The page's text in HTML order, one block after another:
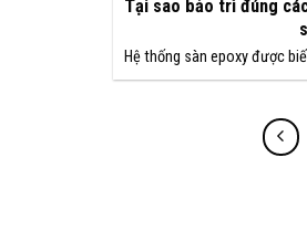
Tại sao bảo trì đúng
Hệ thống sàn epoxy được